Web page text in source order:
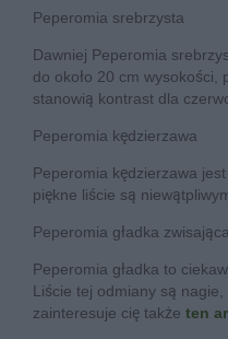
Peperomia srebrzysta
Dawniej Peperomia
do około 20 cm
stanowią kontrast dla
Peperomia kędzierzawa
Peperomia kędzierzawa
piękne liście są
Peperomia gładka zwisająca
Peperomia gładka to
Liście tej odmiany są
zainteresuje cię także ten